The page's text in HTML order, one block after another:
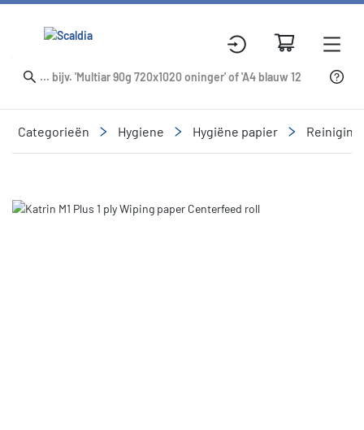
Categorieën Hygiene Hygiëne papier
Slide 4 of 4